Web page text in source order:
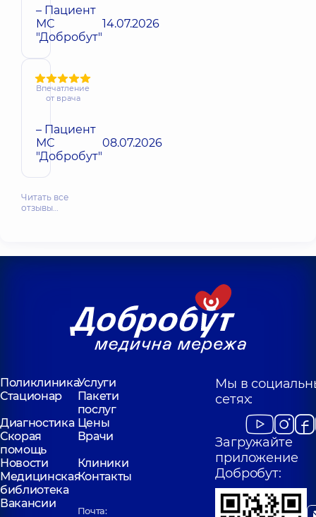
– Пациент
МС
"Добробут"
14.07.2026
Впечатление
от врача
– Пациент
МС
"Добробут"
08.07.2026
Читать все
отзывы…
ПоликлиникаУслуги
Стационар
Пакети
послуг
Диагностика Цены
Скорая
помощь
Врачи
Новости
Клиники
Медицинская
библиотека
Контакты
Вакансии
Почта:
Мы в
сетях:
Загружайте
приложение
Добробут: